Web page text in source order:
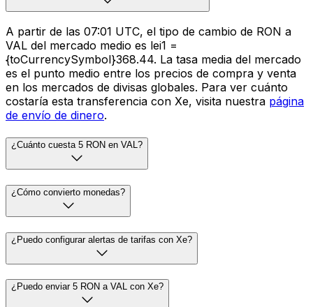
A partir de las 07:01 UTC, el tipo de cambio de RON a
VAL del mercado medio es lei1 =
{toCurrencySymbol}368.44. La tasa media del mercado
es el punto medio entre los precios de compra y venta
en los mercados de divisas globales. Para ver cuánto
costaría esta transferencia con Xe, visita nuestra página
de envío de dinero.
¿Cuánto cuesta 5 RON en VAL?
¿Cómo convierto monedas?
¿Puedo configurar alertas de tarifas con Xe?
¿Puedo enviar 5 RON a VAL con Xe?